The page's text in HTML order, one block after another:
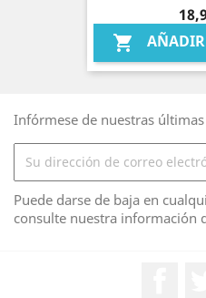

Infórmese de nuestras
Puede darse de baja en
consulte nuestra información